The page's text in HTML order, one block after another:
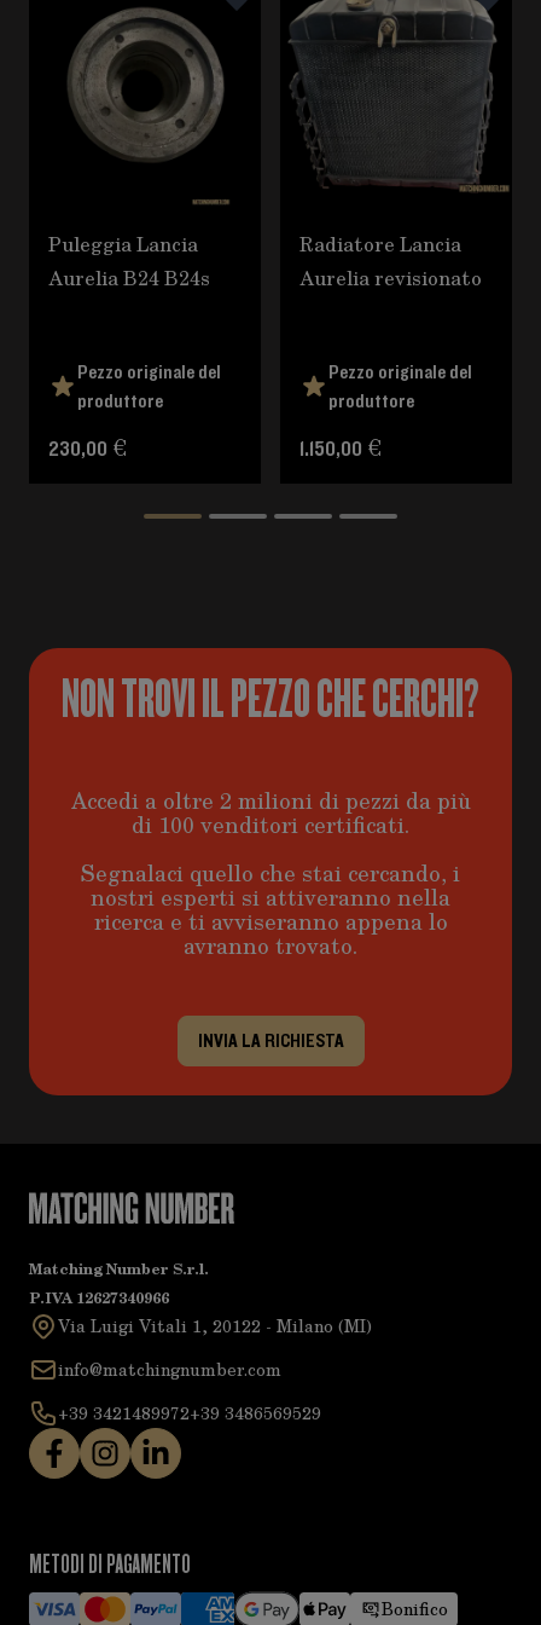
Puleggia Lancia
Aurelia B24 B24s
Pezzo originale del
produttore
230,00 €
Radiatore Lancia
Aurelia revisionato
Pezzo originale del
produttore
1.150,00 €
NON TROVI IL PEZZO CHE CERCHI?
Accedi a oltre 2 milioni di pezzi da più
di 100 venditori certificati.
Segnalaci quello che stai cercando, i
nostri esperti si attiveranno nella
ricerca e ti avviseranno appena lo
avranno trovato.
INVIA LA RICHIESTA
Matching Number S.r.l.
P.IVA 12627340966
Via Luigi Vitali 1, 20122 - Milano (MI)
info@matchingnumber.com
+39 3421489972+39 3486569529
METODI DI PAGAMENTO
Bonifico